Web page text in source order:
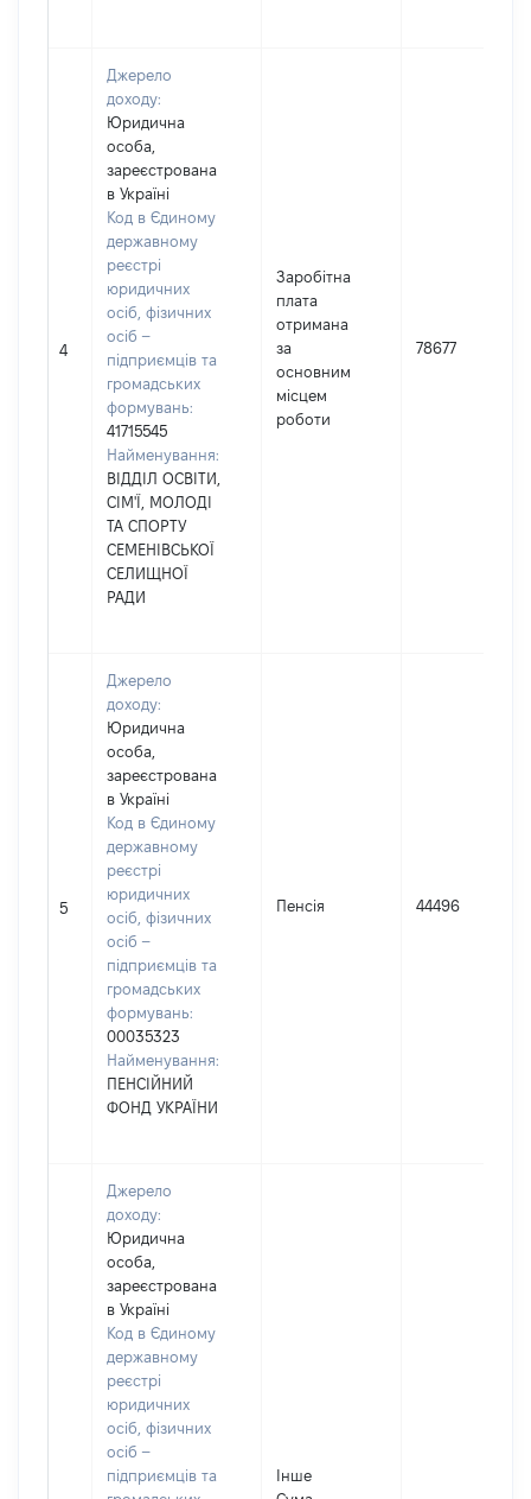
4
Джерело
доходу:
Юридична
особа,
зареєстрована
в Україні
Код в Єдиному
державному
реєстрі
юридичних
осіб, фізичних
осіб –
підприємців та
громадських
формувань:
41715545
Найменування:
ВІДДІЛ ОСВІТИ,
СІМ'Ї, МОЛОДІ
ТА СПОРТУ
СЕМЕНІВСЬКОЇ
СЕЛИЩНОЇ
РАДИ
Заробітна
плата
отримана
за
основним
місцем
роботи
78677
5
Джерело
доходу:
Юридична
особа,
зареєстрована
в Україні
Код в Єдиному
державному
реєстрі
юридичних
осіб, фізичних
осіб –
підприємців та
громадських
формувань:
00035323
Найменування:
ПЕНСІЙНИЙ
ФОНД УКРАЇНИ
Пенсія 44496
Джерело
доходу:
Юридична
особа,
зареєстрована
в Україні
Код в Єдиному
державному
реєстрі
юридичних
осіб, фізичних
осіб –
підприємців та
Інше